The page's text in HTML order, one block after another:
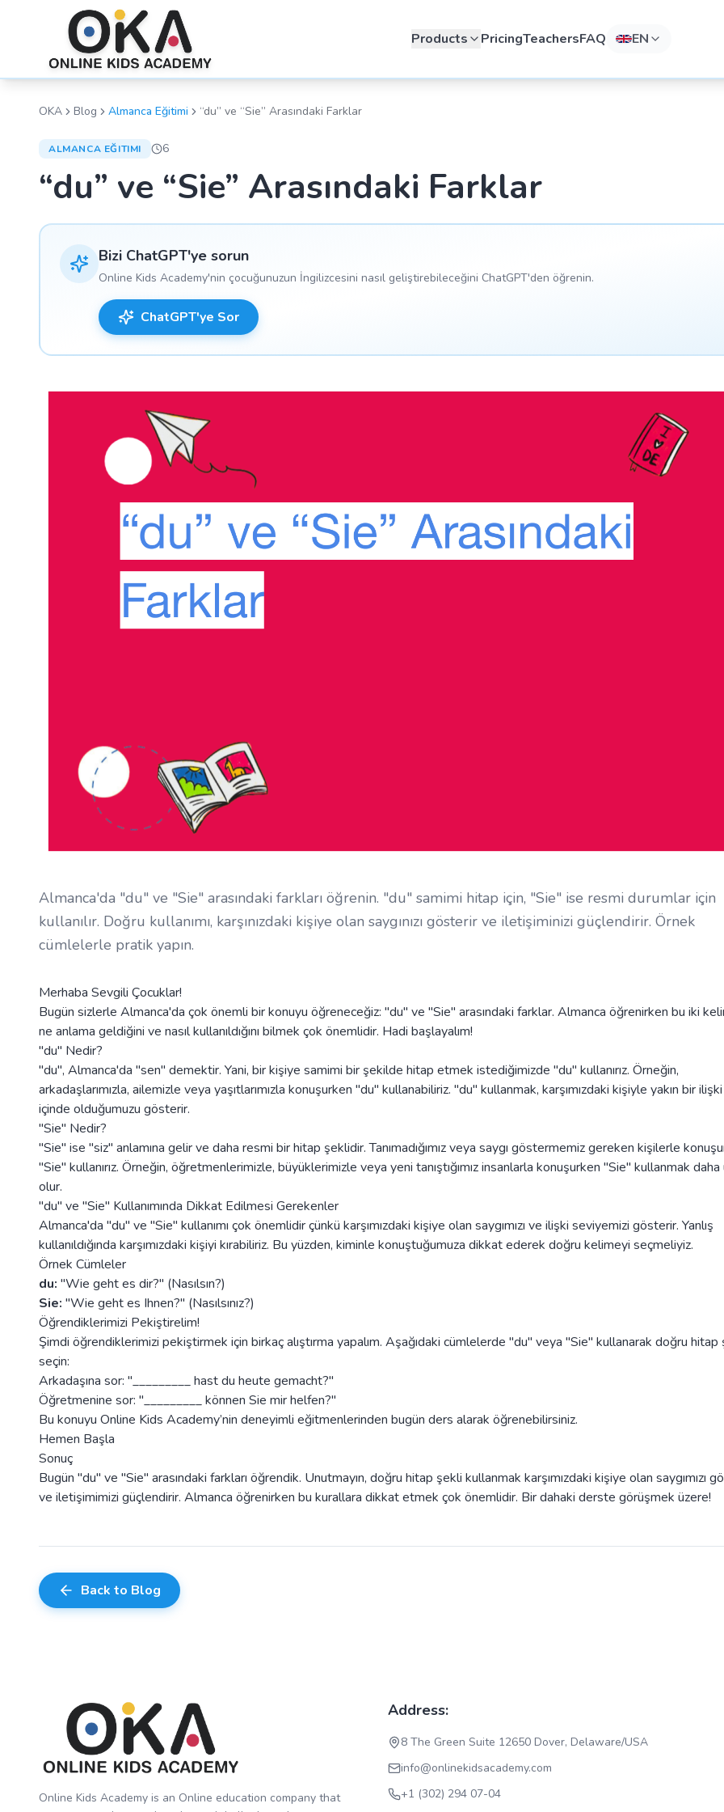
Products PricingTeachersFAQ EN
OKA Blog Almanca Eğitimi “du” ve “Sie” Arasındaki Farklar
ALMANCA EĞITIMI 6
“du” ve “Sie” Arasındaki Farklar
Bizi ChatGPT'ye sorun
Online Kids Academy'nin çocuğunuzun İngilizcesini nasıl geliştirebileceğini ChatGPT'den öğrenin.
ChatGPT'ye Sor
Almanca'da "du" ve "Sie" arasındaki farkları öğrenin. "du" samimi hitap için, "Sie" ise resmi durumlar için
kullanılır. Doğru kullanımı, karşınızdaki kişiye olan saygınızı gösterir ve iletişiminizi güçlendirir. Örnek
cümlelerle pratik yapın.
Merhaba Sevgili Çocuklar!
Bugün sizlerle Almanca'da çok önemli bir konuyu öğreneceğiz: "du" ve "Sie" arasındaki farklar. Almanca öğrenirken bu iki
ne anlama geldiğini ve nasıl kullanıldığını bilmek çok önemlidir. Hadi başlayalım!
"du" Nedir?
"du", Almanca'da "sen" demektir. Yani, bir kişiye samimi bir şekilde hitap etmek istediğimizde "du" kullanırız. Örneğin,
arkadaşlarımızla, ailemizle veya yaşıtlarımızla konuşurken "du" kullanabiliriz. "du" kullanmak, karşımızdaki kişiyle yakın bir ilişki
içinde olduğumuzu gösterir.
"Sie" Nedir?
"Sie" ise "siz" anlamına gelir ve daha resmi bir hitap şeklidir. Tanımadığımız veya saygı göstermemiz gereken kişilerle
"Sie" kullanırız. Örneğin, öğretmenlerimizle, büyüklerimizle veya yeni tanıştığımız insanlarla konuşurken "Sie" kullanmak daha
olur.
"du" ve "Sie" Kullanımında Dikkat Edilmesi Gerekenler
Almanca'da "du" ve "Sie" kullanımı çok önemlidir çünkü karşımızdaki kişiye olan saygımızı ve ilişki seviyemizi gösterir. Yanlış
kullanıldığında karşımızdaki kişiyi kırabiliriz. Bu yüzden, kiminle konuştuğumuza dikkat ederek doğru kelimeyi seçmeliyiz.
Örnek Cümleler
du: "Wie geht es dir?" (Nasılsın?)
Sie: "Wie geht es Ihnen?" (Nasılsınız?)
Öğrendiklerimizi Pekiştirelim!
Şimdi öğrendiklerimizi pekiştirmek için birkaç alıştırma yapalım. Aşağıdaki cümlelerde "du" veya "Sie" kullanarak doğru hitap
seçin:
Arkadaşına sor: "_________ hast du heute gemacht?"
Öğretmenine sor: "_________ können Sie mir helfen?"
Bu konuyu Online Kids Academy’nin deneyimli eğitmenlerinden bugün ders alarak öğrenebilirsiniz.
Hemen Başla
Sonuç
Bugün "du" ve "Sie" arasındaki farkları öğrendik. Unutmayın, doğru hitap şekli kullanmak karşımızdaki kişiye olan saygımızı
ve iletişimimizi güçlendirir. Almanca öğrenirken bu kurallara dikkat etmek çok önemlidir. Bir dahaki derste görüşmek üzere!
Back to Blog
Online Kids Academy is an Online education company that
Address:
8 The Green Suite 12650 Dover, Delaware/USA
info@onlinekidsacademy.com
+1 (302) 294 07-04